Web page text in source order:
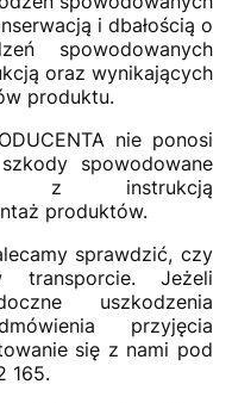
i dbałością o
spowodowanych
oraz wynikających
produktu.
nie ponosi
spowodowane
z instrukcją
produktów.
sprawdzić, czy
transporcie. Jeżeli
uszkodzenia
przyjęcia
się z nami pod
165.